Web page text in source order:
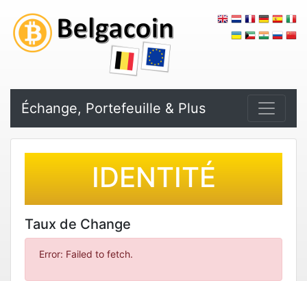
Échange, Portefeuille & Plus
IDENTITÉ
Taux de Change
Error: Failed to fetch.